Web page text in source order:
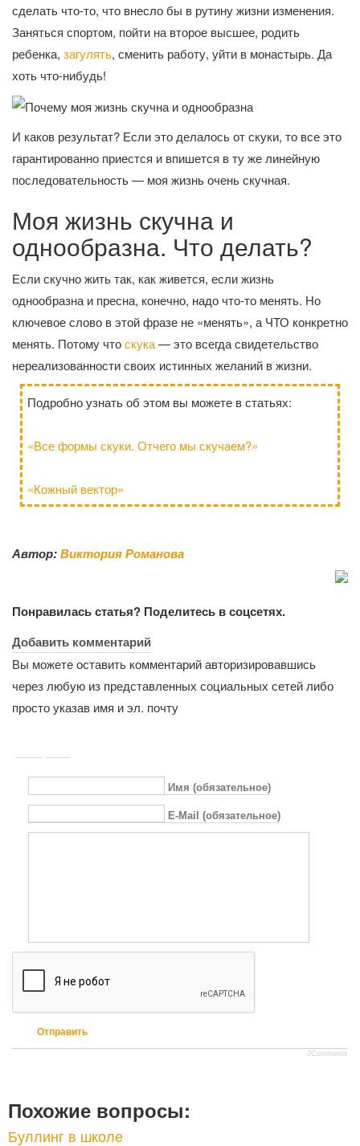
сделать что-то, что внесло бы в рутину жизни изменения.
Заняться спортом, пойти на второе высшее, родить
ребенка, загулять, сменить работу, уйти в монастырь. Да
хоть что-нибудь!
И каков результат? Если это делалось от скуки, то все это
гарантированно приестся и впишется в ту же линейную
последовательность — моя жизнь очень скучная.
Моя жизнь скучна и
однообразна. Что делать?
Если скучно жить так, как живется, если жизнь
однообразна и пресна, конечно, надо что-то менять. Но
ключевое слово в этой фразе не «менять», а ЧТО конкретно
менять. Потому чтоскука— это всегда свидетельство
нереализованности своих истинных желаний в жизни.
Подробно узнать об этом вы можете в статьях:
«Все формы скуки. Отчего мы скучаем?»
«Кожный вектор»
Автор:Виктория Романова
Понравилась статья? Поделитесь в соцсетях.
Добавить комментарий
Вы можете оставить комментарий авторизировавшись
через любую из представленных социальных сетей либо
просто указав имя и эл. почту
Имя (обязательное)
E-Mail (обязательное)
Отправить
JComments
Похожие вопросы:
Буллинг в школе